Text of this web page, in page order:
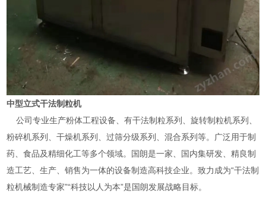
中型立式干法制粒机
公司专业生产粉体工程设备、有干法制粒系列、旋转制粒机系列、
粉碎机系列、干燥机系列、过筛分级系列、混合系列等。广泛用于制
药、食品及精细化工等多个领域。国朗是一家、国内集研发、精良制
造工艺、生产、销售为一体的设备制造高科技企业。致力成为“干法制
粒机械制造专家”“科技以人为本”是国朗发展战略目标。